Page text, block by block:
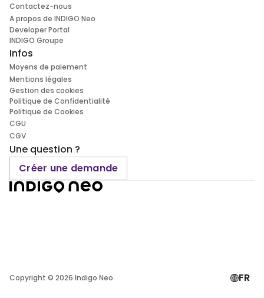
Contactez-nous
A propos de INDIGO Neo
Developer Portal
INDIGO Groupe
Infos
Moyens de paiement
Mentions légales
Gestion des cookies
Politique de Confidentialité
Politique de Cookies
CGU
CGV
Une question ?
Créer une demande
Copyright © 2026 Indigo Neo. FR